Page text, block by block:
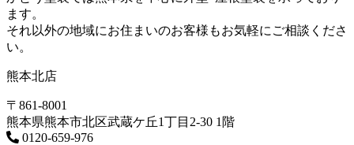
ます。
それ以外の地域にお住まいのお客様もお気軽にご相談くださ
い。
熊本北店
〒861-8001
熊本県熊本市北区武蔵ケ丘1丁目2-30 1階
0120-659-976